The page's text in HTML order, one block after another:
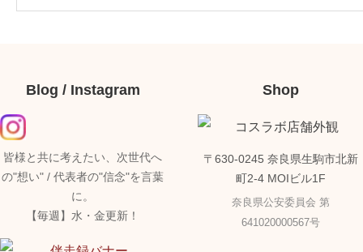
Blog / Instagram
皆様と共に考えたい、次世代へ
の"想い" / 代表者の"信念"を言葉
に。
【毎週】水・金更新！
Shop
〒630-0245 奈良県生駒市北新
町2-4 MOIビル1F
奈良県公安委員会 第
641020000567号